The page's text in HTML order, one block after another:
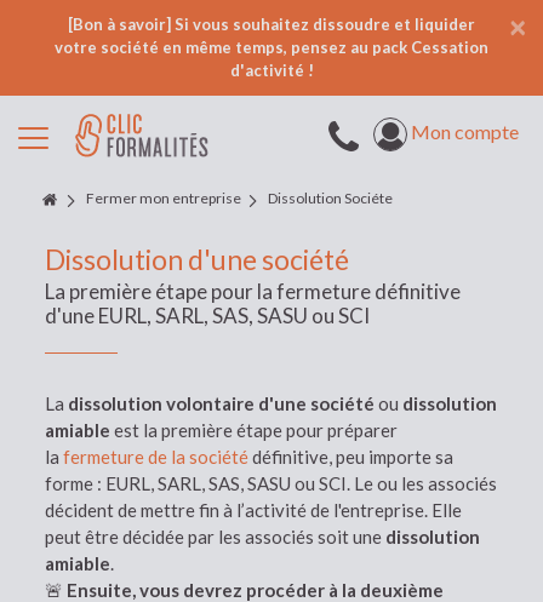
[Bon à savoir] Si vous souhaitez dissoudre et liquider
votre société en même temps, pensez au pack Cessation
d'activité !
×
Mon compte
Fermer mon entreprise Dissolution Sociéte
Dissolution d'une société
La première étape pour la fermeture définitive
d'une EURL, SARL, SAS, SASU ou SCI
La dissolution volontaire d'une société ou dissolution
amiable est la première étape pour préparer
lafermeture de la sociétédéfinitive, peu importe sa
forme : EURL, SARL, SAS, SASU ou SCI. Le ou les associés
décident de mettre fin à l’activité de l'entreprise. Elle
peut être décidée par les associés soit une dissolution
amiable.
🚨 Ensuite, vous devrez procéder à la deuxième